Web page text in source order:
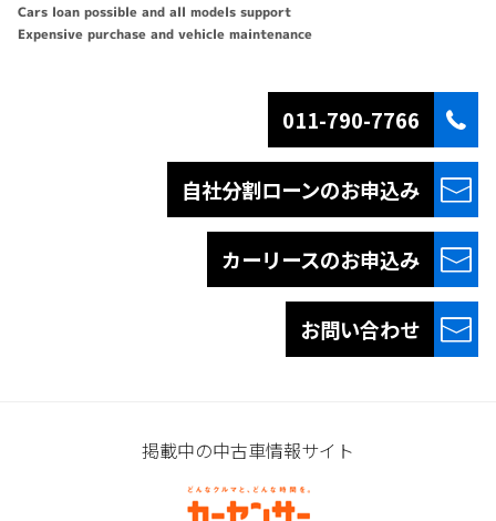
Cars loan possible and all models support
Expensive purchase and vehicle maintenance
011-790-7766
自社分割ローンのお申込み
カーリースのお申込み
お問い合わせ
掲載中の中古車情報サイト